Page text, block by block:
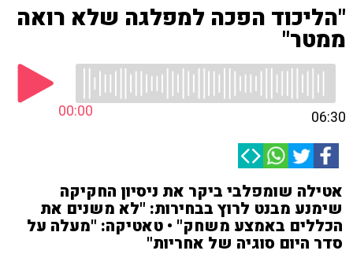
"הליכוד הפכה למפלגה שלא רואה
ממטר"
00:00 06:30
אטילה שומפלבי ביקר את ניסיון החקיקה
שימנע מבנט לרוץ בבחירות: "לא משנים את
הכללים באמצע משחק" • טאטיקה: "מעלה על
סדר היום סוגיה של אחריות"